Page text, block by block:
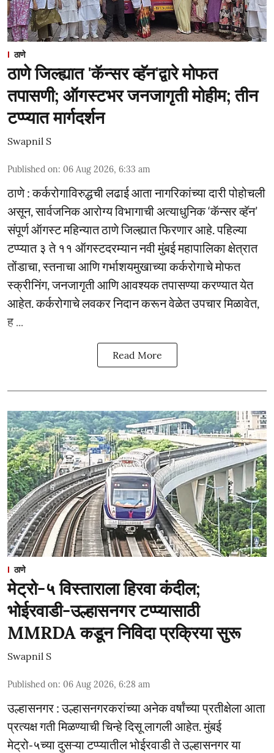
ठाणे
ठाणे जिल्ह्यात 'कॅन्सर व्हॅन'द्वारे मोफत
तपासणी; ऑगस्टभर जनजागृती मोहीम; तीन
टप्प्यात मार्गदर्शन
Swapnil S
Published on: 06 Aug 2026, 6:33 am
ठाणे : कर्करोगाविरुद्धची लढाई आता नागरिकांच्या दारी पोहोचली
असून, सार्वजनिक आरोग्य विभागाची अत्याधुनिक ‘कॅन्सर व्हॅन’
संपूर्ण ऑगस्ट महिन्यात ठाणे जिल्ह्यात फिरणार आहे. पहिल्या
टप्प्यात ३ ते ११ ऑगस्टदरम्यान नवी मुंबई महापालिका क्षेत्रात
तोंडाचा, स्तनाचा आणि गर्भाशयमुखाच्या कर्करोगाचे मोफत
स्क्रीनिंग, जनजागृती आणि आवश्यक तपासण्या करण्यात येत
आहेत. कर्करोगाचे लवकर निदान करून वेळेत उपचार मिळावेत,
ह ...
Read More
ठाणे
मेट्रो-५ विस्ताराला हिरवा कंदील;
भोईरवाडी-उल्हासनगर टप्प्यासाठी
MMRDA कडून निविदा प्रक्रिया सुरू
Swapnil S
Published on: 06 Aug 2026, 6:28 am
उल्हासनगर : उल्हासनगरकरांच्या अनेक वर्षांच्या प्रतीक्षेला आता
प्रत्यक्ष गती मिळण्याची चिन्हे दिसू लागली आहेत. मुंबई
मेट्रो-५च्या दुसऱ्या टप्प्यातील भोईरवाडी ते उल्हासनगर या